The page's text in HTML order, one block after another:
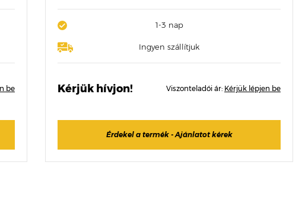
be
1-3 nap
Ingyen szállítjuk
Kérjük hívjon! Viszonteladói ár: Kérjük lépjen be
Érdekel a termék - Ajánlatot kérek